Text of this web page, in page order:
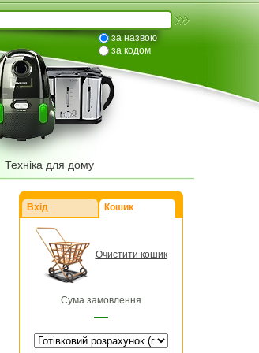
Техніка для дому
за назвою
за кодом
Вхід Кошик
Очистити кошик
Сума замовлення
—